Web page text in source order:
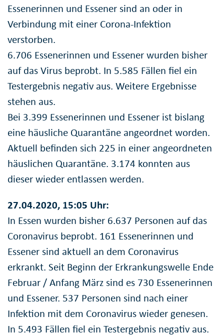
Essenerinnen und Essener sind an oder in
Verbindung mit einer Corona-Infektion
verstorben.
6.706 Essenerinnen und Essener wurden bisher
auf das Virus beprobt. In 5.585 Fällen fiel ein
Testergebnis negativ aus. Weitere Ergebnisse
stehen aus.
Bei 3.399 Essenerinnen und Essener ist bislang
eine häusliche Quarantäne angeordnet worden.
Aktuell befinden sich 225 in einer angeordneten
häuslichen Quarantäne. 3.174 konnten aus
dieser wieder entlassen werden.
27.04.2020, 15:05 Uhr:
In Essen wurden bisher 6.637 Personen auf das
Coronavirus beprobt. 161 Essenerinnen und
Essener sind aktuell an dem Coronavirus
erkrankt. Seit Beginn der Erkrankungswelle Ende
Februar / Anfang März sind es 730 Essenerinnen
und Essener. 537 Personen sind nach einer
Infektion mit dem Coronavirus wieder genesen.
In 5.493 Fällen fiel ein Testergebnis negativ aus.